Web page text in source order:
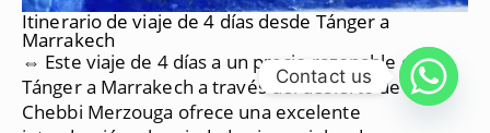
Itinerario de viaje de 4 días desde Tánger a
Marrakech
⇔ Este viaje de 4 días a un precio razonable desde
Tánger a Marrakech a través del desierto de Erg
Chebbi Merzouga ofrece una excelente
Contact us